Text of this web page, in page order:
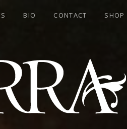
BIO CONTACT SHOP